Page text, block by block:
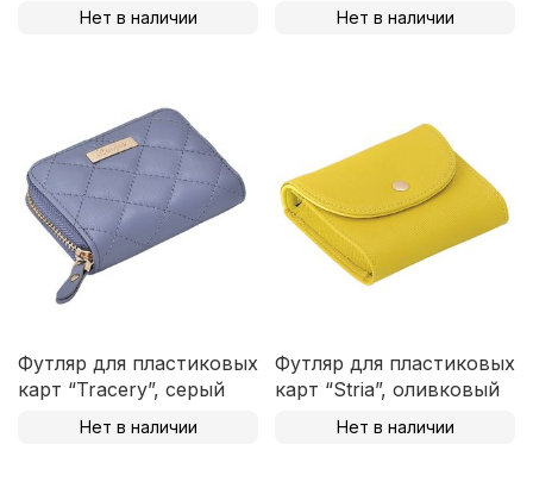
Нет в наличии Нет в наличии
Футляр для пластиковых
карт “Tracery”, серый
Нет в наличии
Футляр для пластиковых
карт “Stria”, оливковый
Нет в наличии